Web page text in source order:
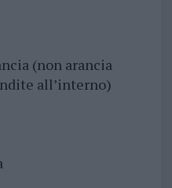
(non arancia
all’interno)